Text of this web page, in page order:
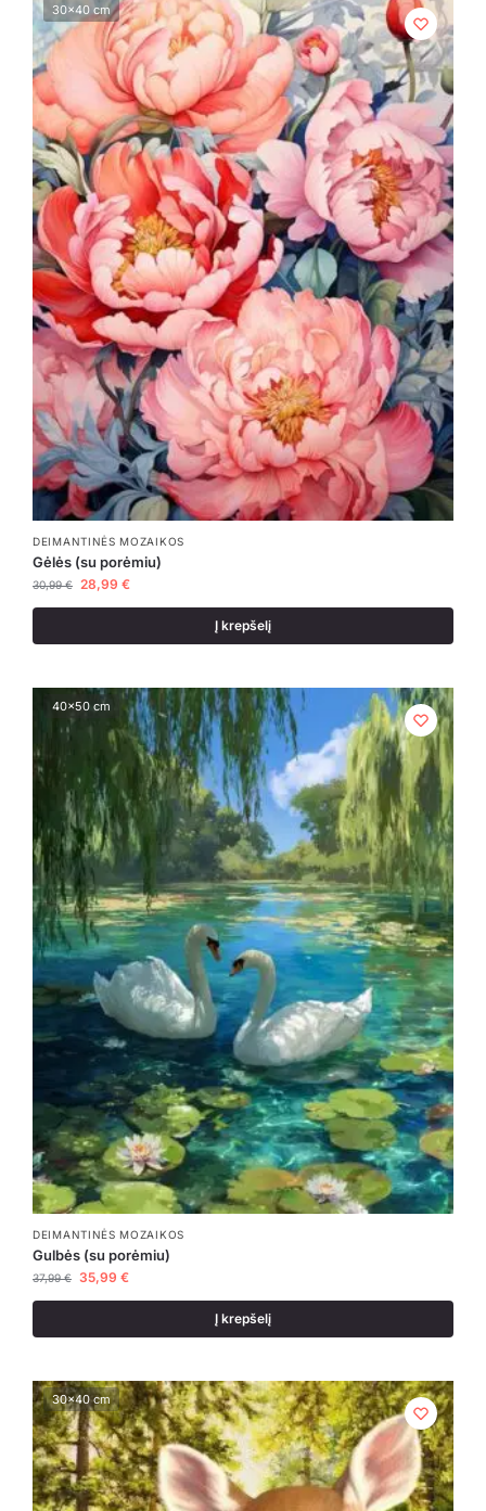
30x40 cm
DEIMANTINĖS MOZAIKOS
Gėlės (su porėmiu)
30,99€ 28,99 €
Į krepšelį
40x50 cm
DEIMANTINĖS MOZAIKOS
Gulbės (su porėmiu)
37,99€ 35,99 €
Į krepšelį
30x40 cm